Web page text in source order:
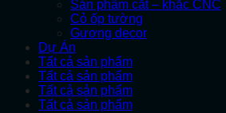
Sản phẩm cắt – khắc CNC
Cỏ ốp tường
Gương decor
Dự Án
Tất cả sản phẩm
Tất cả sản phẩm
Tất cả sản phẩm
Tất cả sản phẩm